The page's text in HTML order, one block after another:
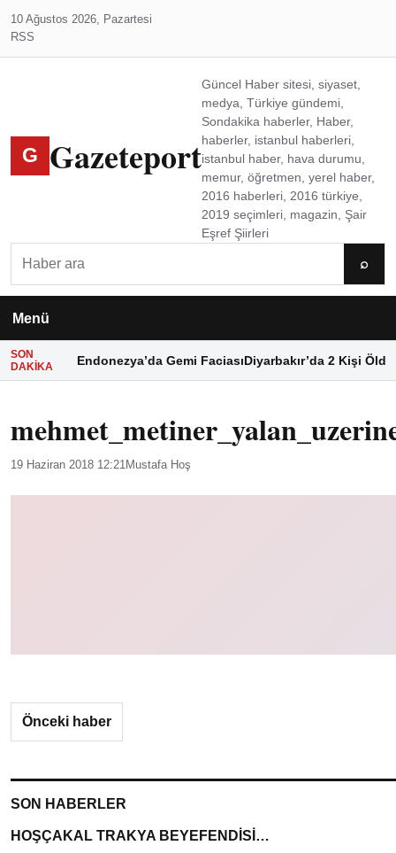
10 Ağustos 2026, Pazartesi
RSS
G Gazeteport
Güncel Haber sitesi, siyaset,
medya, Türkiye gündemi,
Sondakika haberler, Haber,
haberler, istanbul haberleri,
istanbul haber, hava durumu,
memur, öğretmen, yerel haber,
2016 haberleri, 2016 türkiye,
2019 seçimleri, magazin, Şair
Eşref Şiirleri
⌕
Menü
SON
DAKIKA
Endonezya’da Gemi FaciasıDiyarbakır’da 2 Kişi Öldü
19 Haziran 2018 12:21Mustafa Hoş
Önceki haber
SON HABERLER
HOŞÇAKAL TRAKYA BEYEFENDİSİ…